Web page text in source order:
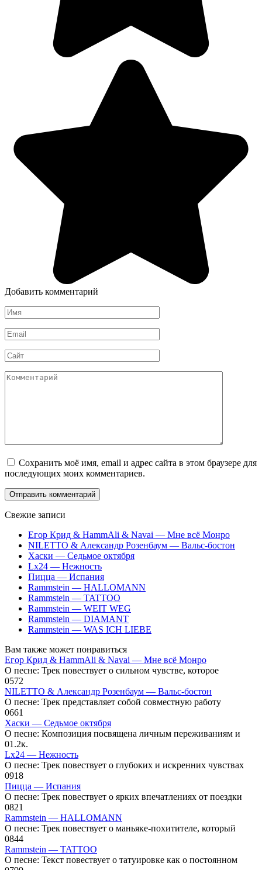
Добавить комментарий
Имя
*
Email
*
Сайт
Комментарий
Сохранить моё имя, email и адрес сайта в этом браузере для
последующих моих комментариев.
Свежие записи
Егор Крид & HammAli & Navai — Мне всё Монро
NILETTO & Александр Розенбаум — Вальс-бостон
Хаски — Седьмое октября
Lx24 — Нежность
Пицца — Испания
Rammstein — HALLOMANN
Rammstein — TATTOO
Rammstein — WEIT WEG
Rammstein — DIAMANT
Rammstein — WAS ICH LIEBE
Вам также может понравиться
Егор Крид & HammAli & Navai — Мне всё Монро
О песне: Трек повествует о сильном чувстве, которое
0572
NILETTO & Александр Розенбаум — Вальс-бостон
О песне: Трек представляет собой совместную работу
0661
Хаски — Седьмое октября
О песне: Композиция посвящена личным переживаниям и
01.2к.
Lx24 — Нежность
О песне: Трек повествует о глубоких и искренних чувствах
0918
Пицца — Испания
О песне: Трек повествует о ярких впечатлениях от поездки
0821
Rammstein — HALLOMANN
О песне: Трек повествует о маньяке-похитителе, который
0844
Rammstein — TATTOO
О песне: Текст повествует о татуировке как о постоянном